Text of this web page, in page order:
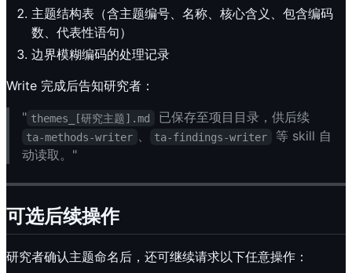
主题结构表（含主题编号、名称、核心含义、包含编码
数、代表性语句）
边界模糊编码的处理记录
Write 完成后告知研究者：
" themes_[研究主题].md 已保存至项目目录，供后续
ta-methods-writer 、 ta-findings-writer
等 skill 自
动读取。"
可选后续操作
研究者确认主题命名后，还可继续请求以下任意操作：